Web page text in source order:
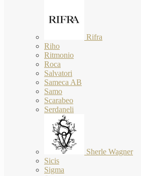
Rifra
Riho
Ritmonio
Roca
Salvatori
Sameca AB
Samo
Scarabeo
Serdaneli
Sherle Wagner
Sicis
Sigma